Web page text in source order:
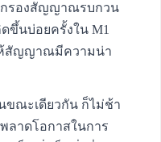
กรองสัญญาณรบกวน
ดขึ้นบ่อยครั้งใน M1
ห้สัญญาณมีความน่า
ขณะเดียวกัน ก็ไม่ช้า
ลาดโอกาสในการ